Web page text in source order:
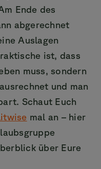
Ende des
abgerechnet
Auslagen
ist, dass
muss, sondern
und man
Schaut Euch
mal an – hier
über Eure